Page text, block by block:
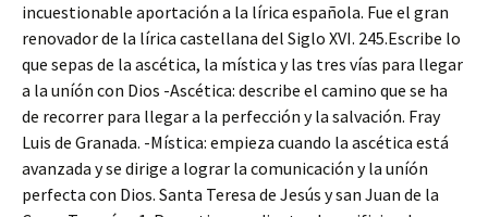
incuestionable aportación a la lírica española. Fue el gran
renovador de la lírica castellana del Siglo XVI. 245.Escribe lo
que sepas de la ascética, la mística y las tres vías para llegar
a la uníón con Dios -Ascética: describe el camino que se ha
de recorrer para llegar a la perfección y la salvación. Fray
Luis de Granada. -Mística: empieza cuando la ascética está
avanzada y se dirige a lograr la comunicación y la uníón
perfecta con Dios. Santa Teresa de Jesús y san Juan de la